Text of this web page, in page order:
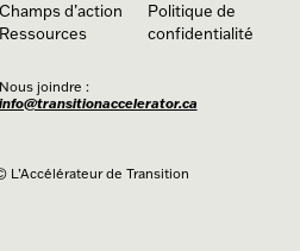
Champs d’action
Ressources
Politique de
confidentialité
Nous joindre :
info@transitionaccelerator.ca
L’Accélérateur de Transition